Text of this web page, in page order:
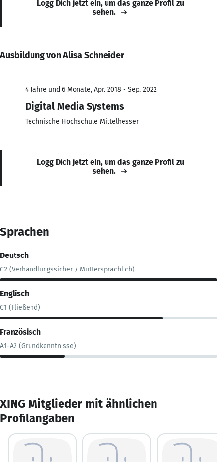
Logg Dich jetzt ein, um das ganze Profil zu
sehen.
Ausbildung von Alisa Schneider
4 Jahre und 6 Monate, Apr. 2018 - Sep. 2022
Digital Media Systems
Technische Hochschule Mittelhessen
Logg Dich jetzt ein, um das ganze Profil zu
sehen.
Sprachen
Deutsch
C2 (Verhandlungssicher / Muttersprachlich)
Englisch
C1 (Fließend)
Französisch
A1-A2 (Grundkenntnisse)
XING Mitglieder mit ähnlichen
Profilangaben